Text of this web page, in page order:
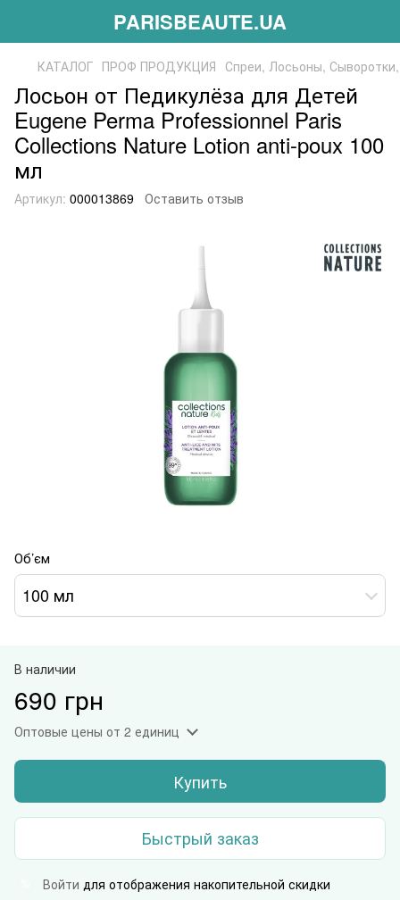
PARISBEAUTE.UA
КАТАЛОГ ПРОФ ПРОДУКЦИЯ Спреи, Лосьоны,
Лосьон от Педикулёза для Детей
Eugene Perma Professionnel Paris
Collections Nature Lotion anti-poux 100
мл
Артикул: 000013869 Оставить отзыв
Об’єм
100 мл
В наличии
690 грн
Оптовые цены от 2 единиц
Купить
Быстрый заказ
Войти для отображения накопительной скидки